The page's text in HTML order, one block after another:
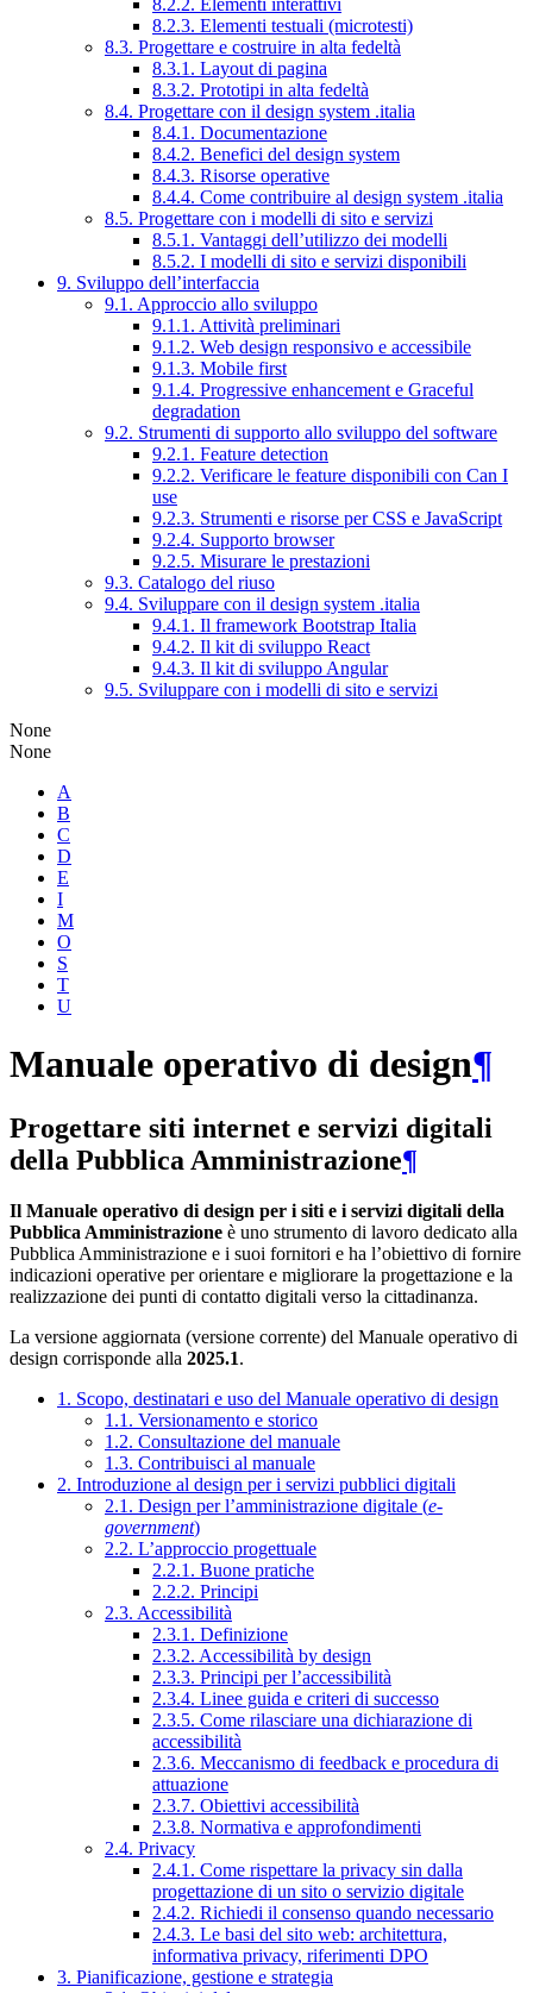
8.2.2. Elementi interattivi
8.2.3. Elementi testuali (microtesti)
8.3. Progettare e costruire in alta fedeltà
8.3.1. Layout di pagina
8.3.2. Prototipi in alta fedeltà
8.4. Progettare con il design system .italia
8.4.1. Documentazione
8.4.2. Benefici del design system
8.4.3. Risorse operative
8.4.4. Come contribuire al design system .italia
8.5. Progettare con i modelli di sito e servizi
8.5.1. Vantaggi dell’utilizzo dei modelli
8.5.2. I modelli di sito e servizi disponibili
9. Sviluppo dell’interfaccia
9.1. Approccio allo sviluppo
9.1.1. Attività preliminari
9.1.2. Web design responsivo e accessibile
9.1.3. Mobile first
9.1.4. Progressive enhancement e Graceful
degradation
9.2. Strumenti di supporto allo sviluppo del software
9.2.1. Feature detection
9.2.2. Verificare le feature disponibili con Can I
use
9.2.3. Strumenti e risorse per CSS e JavaScript
9.2.4. Supporto browser
9.2.5. Misurare le prestazioni
9.3. Catalogo del riuso
9.4. Sviluppare con il design system .italia
9.4.1. Il framework Bootstrap Italia
9.4.2. Il kit di sviluppo React
9.4.3. Il kit di sviluppo Angular
9.5. Sviluppare con i modelli di sito e servizi
None
None
A
B
C
D
E
I
M
O
S
T
U
Manuale operativo di design¶
Progettare siti internet e servizi digitali
della Pubblica Amministrazione¶
Il Manuale operativo di design per i siti e i servizi digitali della
Pubblica Amministrazione è uno strumento di lavoro dedicato alla
Pubblica Amministrazione e i suoi fornitori e ha l’obiettivo di fornire
indicazioni operative per orientare e migliorare la progettazione e la
realizzazione dei punti di contatto digitali verso la cittadinanza.
La versione aggiornata (versione corrente) del Manuale operativo di
design corrisponde alla 2025.1.
1. Scopo, destinatari e uso del Manuale operativo di design
1.1. Versionamento e storico
1.2. Consultazione del manuale
1.3. Contribuisci al manuale
2. Introduzione al design per i servizi pubblici digitali
2.1. Design per l’amministrazione digitale (e-
government)
2.2. L’approccio progettuale
2.2.1. Buone pratiche
2.2.2. Principi
2.3. Accessibilità
2.3.1. Definizione
2.3.2. Accessibilità by design
2.3.3. Principi per l’accessibilità
2.3.4. Linee guida e criteri di successo
2.3.5. Come rilasciare una dichiarazione di
accessibilità
2.3.6. Meccanismo di feedback e procedura di
attuazione
2.3.7. Obiettivi accessibilità
2.3.8. Normativa e approfondimenti
2.4. Privacy
2.4.1. Come rispettare la privacy sin dalla
progettazione di un sito o servizio digitale
2.4.2. Richiedi il consenso quando necessario
2.4.3. Le basi del sito web: architettura,
informativa privacy, riferimenti DPO
3. Pianificazione, gestione e strategia